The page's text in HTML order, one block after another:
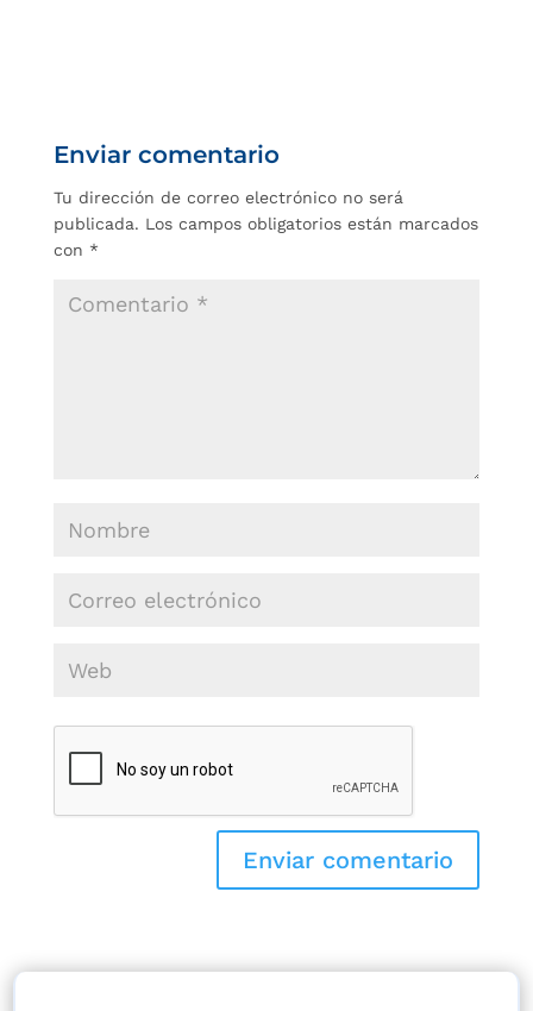
Enviar comentario
Tu dirección de correo electrónico no será
publicada. Los campos obligatorios están marcados
con *